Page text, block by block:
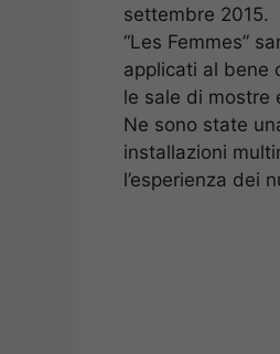
settembre 2015.
“Les Femmes”
applicati al bene
le sale di mostre
Ne sono state
installazioni
l’esperienza dei